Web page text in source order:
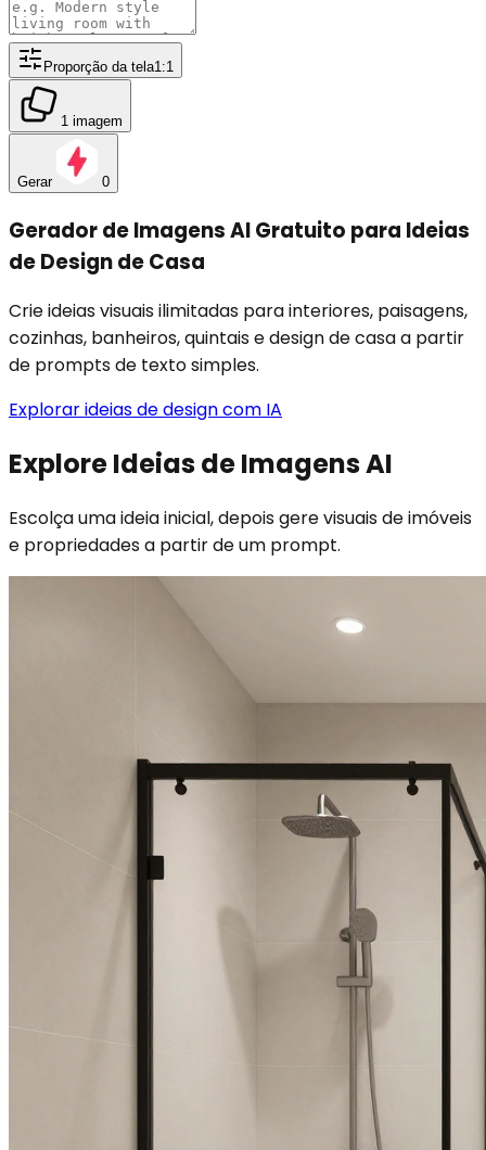
Proporção da tela1:1
1 imagem
Gerar 0
Gerador de Imagens AI Gratuito para Ideias
de Design de Casa
Crie ideias visuais ilimitadas para interiores, paisagens,
cozinhas, banheiros, quintais e design de casa a partir
de prompts de texto simples.
Explorar ideias de design com IA
Explore Ideias de Imagens AI
Escolça uma ideia inicial, depois gere visuais de imóveis
e propriedades a partir de um prompt.